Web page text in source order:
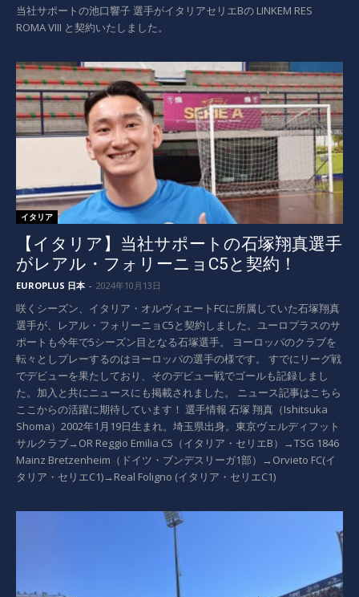
当社サポートの池口響子 選手がイタリアセリエBの LINKEM RES
ROMA VIII と契約いたしました。
イタリア
【イタリア】当社サポートの石塚翔真選手
がレアル・フォリーニョC5と契約！
EUROPLUS 日本 - 2024年10月13日
咲くシーズン、イタリア・オルヴィエートFCに所属していた石塚翔真
選手が、レアル・フォリーニョC5と契約しました。ユーロプラスのサ
ポートも今年で5シーズン目となる石塚選手。 ヨーロッパのクラブを
転々としプレーするのはヨーロッパの選手の様です。 すでにリーグ戦
でデビューを果たしており、そのデビュー戦でゴールも記録しまし
た。加入と共にニュースにも掲載されました。 ニュース記事はこちら
ここからの活躍に期待しています！ 選手情報 石塚 翔真（Ishitsuka
Shoma）2002年1月19日生まれ。埼玉県出身。東京ヴェルディフット
サルクラブ→OR Reggio Emilia C5（イタリア・セリエB）→TSG 1846
Mainz Bretzenheim（ドイツ・ブンデスリーガ1部）→Orvieto FC(イ
タリア・セリエC1)→Real Foligno (イタリア・セリエC1)